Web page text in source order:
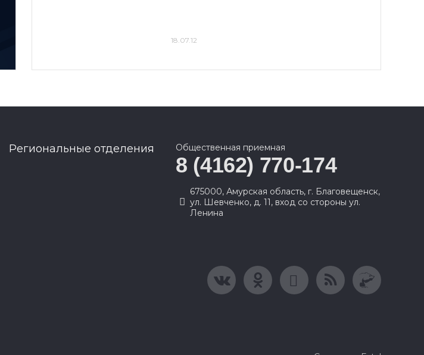
18.07.12
Региональные отделения Общественная приемная
8 (4162) 770-174
675000, Амурская область, г. Благовещенск,
ул. Шевченко, д. 11, вход со стороны ул.
Ленина